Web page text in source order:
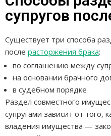
супругов
Существует три способа
после расторжения брака:
по соглашению между
на основании брачного
в судебном порядке
Раздел совместного
супругами зависит от того,
владения имущества —